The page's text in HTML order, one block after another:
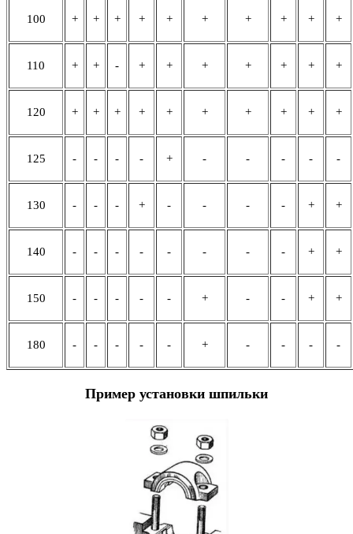
100 + + + + + + + + + +
110 + + - + + + + + + +
120 + + + + + + + + + +
125 - - - - + - - - - -
130 - - - + - - - - + +
140 - - - - - - - - + +
150 - - - - - + - - + +
180 - - - - - + - - - -
Пример установки шпильки